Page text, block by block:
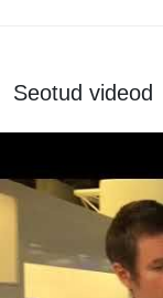
Seotud videod